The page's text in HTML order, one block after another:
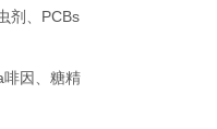
剂、PCBs
啡因、糖精